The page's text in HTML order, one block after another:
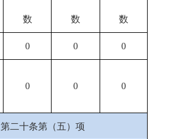
数 数 数
0 0 0
0 0 0
第二十条第（五）项